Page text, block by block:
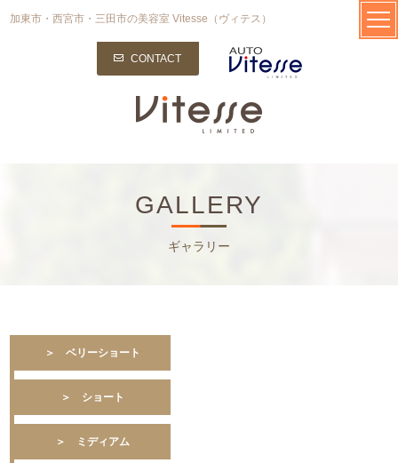
加東市・西宮市・三田市の美容室 Vitesse（ヴィテス）
CONTACT
GALLERY
ギャラリー
＞ ベリーショート
＞ ショート
＞ ミディアム